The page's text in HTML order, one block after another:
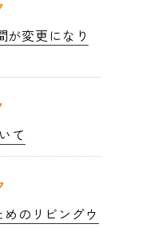
が変更になり
て
のリビングウ